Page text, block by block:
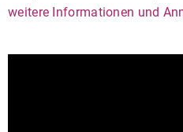
weitere Informationen und